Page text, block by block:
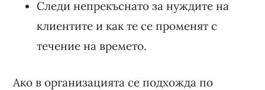
Следи непрекъснато за нуждите на
клиентите и как те се променят с
течение на времето.
Ако в организацията се подхожда по